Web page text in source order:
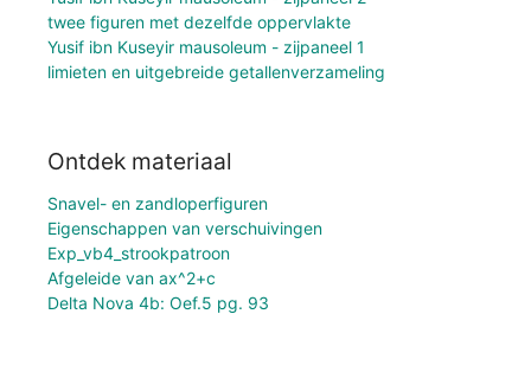
twee figuren met dezelfde oppervlakte
Yusif ibn Kuseyir mausoleum - zijpaneel 1
limieten en uitgebreide getallenverzameling
Ontdek materiaal
Snavel- en zandloperfiguren
Eigenschappen van verschuivingen
Exp_vb4_strookpatroon
Afgeleide van ax^2+c
Delta Nova 4b: Oef.5 pg. 93